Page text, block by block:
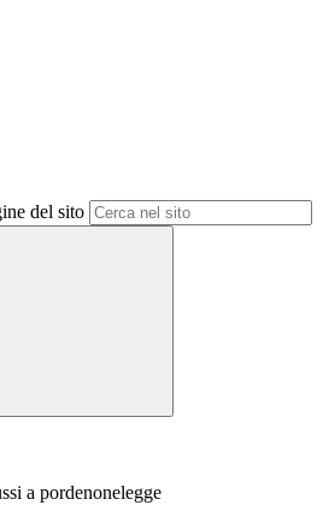
del sito
a pordenonelegge